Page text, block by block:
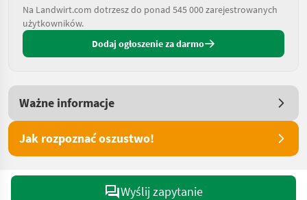
Na Landwirt.com dotrzesz do ponad 545 000 zarejestrowanych
użytkowników.
Dodaj ogłoszenie za darmo
Ważne informacje
Jak rozpoznać oszustwo!
Wyślij zapytanie